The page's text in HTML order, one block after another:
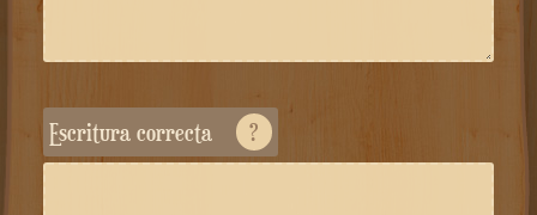
escritura correcta ?